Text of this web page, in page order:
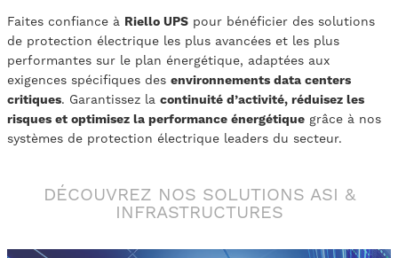
Faites confiance à Riello UPS pour bénéficier des solutions
de protection électrique les plus avancées et les plus
performantes sur le plan énergétique, adaptées aux
exigences spécifiques des environnements data centers
critiques. Garantissez la continuité d’activité, réduisez les
risques et optimisez la performance énergétique grâce à nos
systèmes de protection électrique leaders du secteur.
DÉCOUVREZ NOS SOLUTIONS ASI &
INFRASTRUCTURES